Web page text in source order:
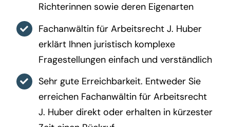
Richterinnen sowie deren Eigenarten
Fachanwältin für Arbeitsrecht J. Huber
erklärt Ihnen juristisch komplexe
Fragestellungen einfach und verständlich
Sehr gute Erreichbarkeit. Entweder Sie
erreichen Fachanwältin für Arbeitsrecht
J. Huber direkt oder erhalten in kürzester